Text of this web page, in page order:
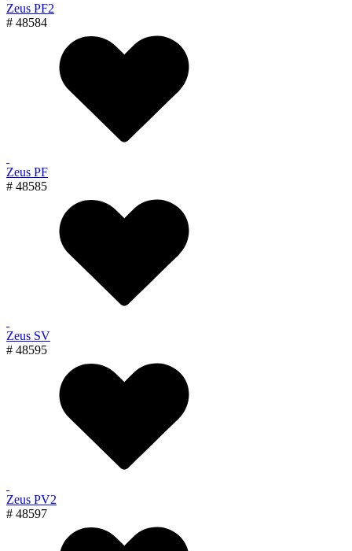
Zeus PF2
# 48584
Zeus PF
# 48585
Zeus SV
# 48595
Zeus PV2
# 48597